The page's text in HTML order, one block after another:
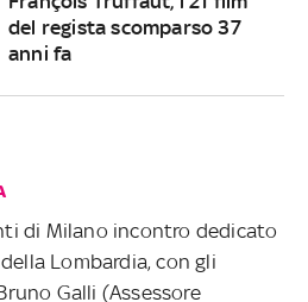
del regista scomparso 37
anni fa
di Milano incontro dedicato
Lombardia, con gli
Galli (Assessore